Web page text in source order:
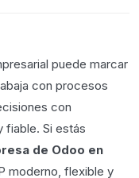
puede marcar
con procesos
con
fiable. Si estás
de Odoo en
moderno, flexible y